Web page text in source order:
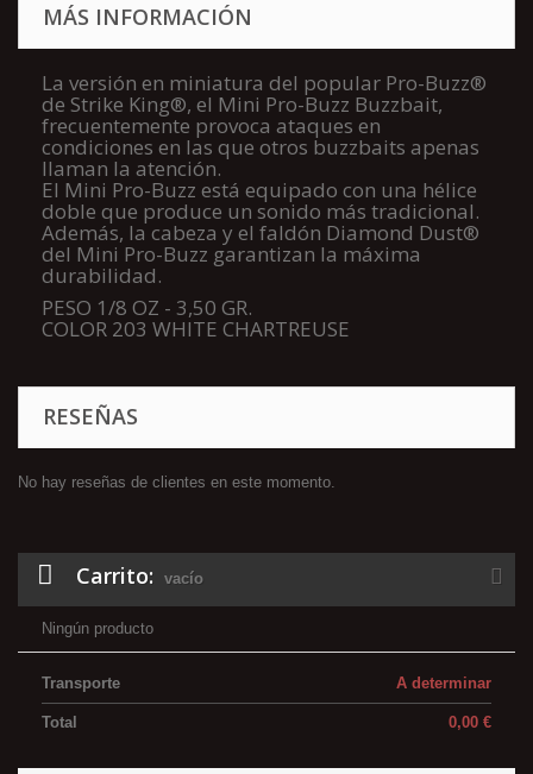
MÁS INFORMACIÓN
La versión en miniatura del popular Pro-Buzz®
de Strike King®, el Mini Pro-Buzz Buzzbait,
frecuentemente provoca ataques en
condiciones en las que otros buzzbaits apenas
llaman la atención.
El Mini Pro-Buzz está equipado con una hélice
doble que produce un sonido más tradicional.
Además, la cabeza y el faldón Diamond Dust®
del Mini Pro-Buzz garantizan la máxima
durabilidad.
PESO 1/8 OZ - 3,50 GR.
COLOR 203 WHITE CHARTREUSE
RESEÑAS
No hay reseñas de clientes en este momento.
Carrito: vacío
Ningún producto
A determinar
Transporte
0,00 €
Total